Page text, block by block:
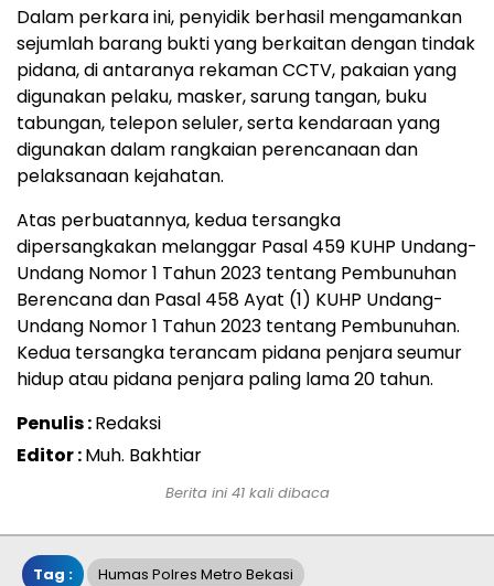
Dalam perkara ini, penyidik berhasil mengamankan
sejumlah barang bukti yang berkaitan dengan tindak
pidana, di antaranya rekaman CCTV, pakaian yang
digunakan pelaku, masker, sarung tangan, buku
tabungan, telepon seluler, serta kendaraan yang
digunakan dalam rangkaian perencanaan dan
pelaksanaan kejahatan.
Atas perbuatannya, kedua tersangka
dipersangkakan melanggar Pasal 459 KUHP Undang-
Undang Nomor 1 Tahun 2023 tentang Pembunuhan
Berencana dan Pasal 458 Ayat (1) KUHP Undang-
Undang Nomor 1 Tahun 2023 tentang Pembunuhan.
Kedua tersangka terancam pidana penjara seumur
hidup atau pidana penjara paling lama 20 tahun.
Penulis :Redaksi
Editor :Muh. Bakhtiar
Berita ini 41 kali dibaca
Tag : Humas Polres Metro Bekasi